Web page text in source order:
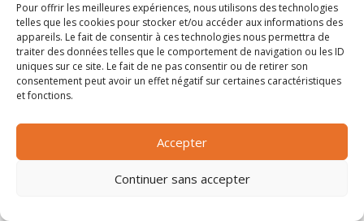
Pour offrir les meilleures expériences, nous utilisons des technologies
telles que les cookies pour stocker et/ou accéder aux informations des
appareils. Le fait de consentir à ces technologies nous permettra de
traiter des données telles que le comportement de navigation ou les ID
uniques sur ce site. Le fait de ne pas consentir ou de retirer son
consentement peut avoir un effet négatif sur certaines caractéristiques
et fonctions.
Accepter
Continuer sans accepter
Loir et Cher 41
Loire 42
Loire Atlantique 44
Loiret 45
Lot 46
Lot et Garonne 47